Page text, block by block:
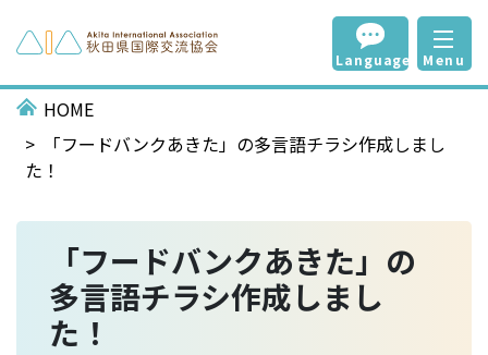
Language Menu
HOME
「フードバンクあきた」の多言語チラシ作成しまし
た！
「フードバンクあきた」の
多言語チラシ作成しまし
た！